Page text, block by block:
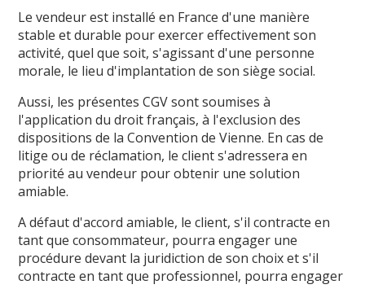
Le vendeur est installé en France d'une manière
stable et durable pour exercer effectivement son
activité, quel que soit, s'agissant d'une personne
morale, le lieu d'implantation de son siège social.
Aussi, les présentes CGV sont soumises à
l'application du droit français, à l'exclusion des
dispositions de la Convention de Vienne. En cas de
litige ou de réclamation, le client s'adressera en
priorité au vendeur pour obtenir une solution
amiable.
A défaut d'accord amiable, le client, s'il contracte en
tant que consommateur, pourra engager une
procédure devant la juridiction de son choix et s'il
contracte en tant que professionnel, pourra engager